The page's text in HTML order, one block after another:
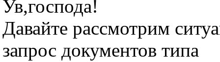
Ув,господа!
Давайте рассмотрим
запрос документов типа